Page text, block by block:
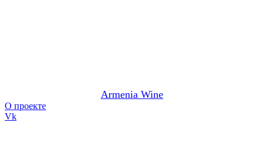
Armenia Wine
О проекте
Vk